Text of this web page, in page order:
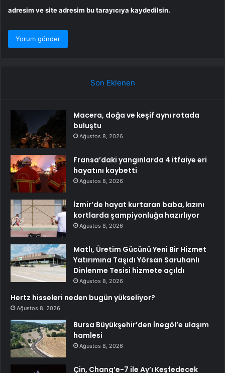
adresim ve site adresim bu tarayıcıya kaydedilsin.
Son Eklenen
Macera, doğa ve keşif aynı rotada
buluştu
Ağustos 8, 2026
Fransa’daki yangınlarda 4 itfaiye eri
hayatını kaybetti
Ağustos 8, 2026
İzmir’de hayat kurtaran baba, kızını
kortlarda şampiyonluğa hazırlıyor
Ağustos 8, 2026
Matlı, Üretim Gücünü Yeni Bir Hizmet
Yatırımına Taşıdı Yörsan Saruhanlı
Dinlenme Tesisi hizmete açıldı
Ağustos 8, 2026
Hertz hisseleri neden bugün yükseliyor?
Ağustos 8, 2026
Bursa Büyükşehir’den İnegöl’e ulaşım
hamlesi
Ağustos 8, 2026
Çin, Chang’e-7 ile Ay’ı Keşfedecek